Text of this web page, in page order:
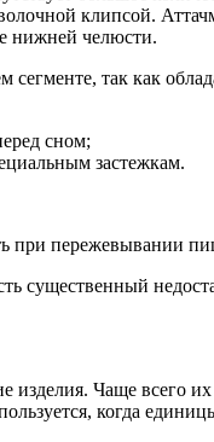
клипсой.
нижней челюсти.
так как
сном;
застежкам.
при пережевывании
существенный
Чаще всего
когда